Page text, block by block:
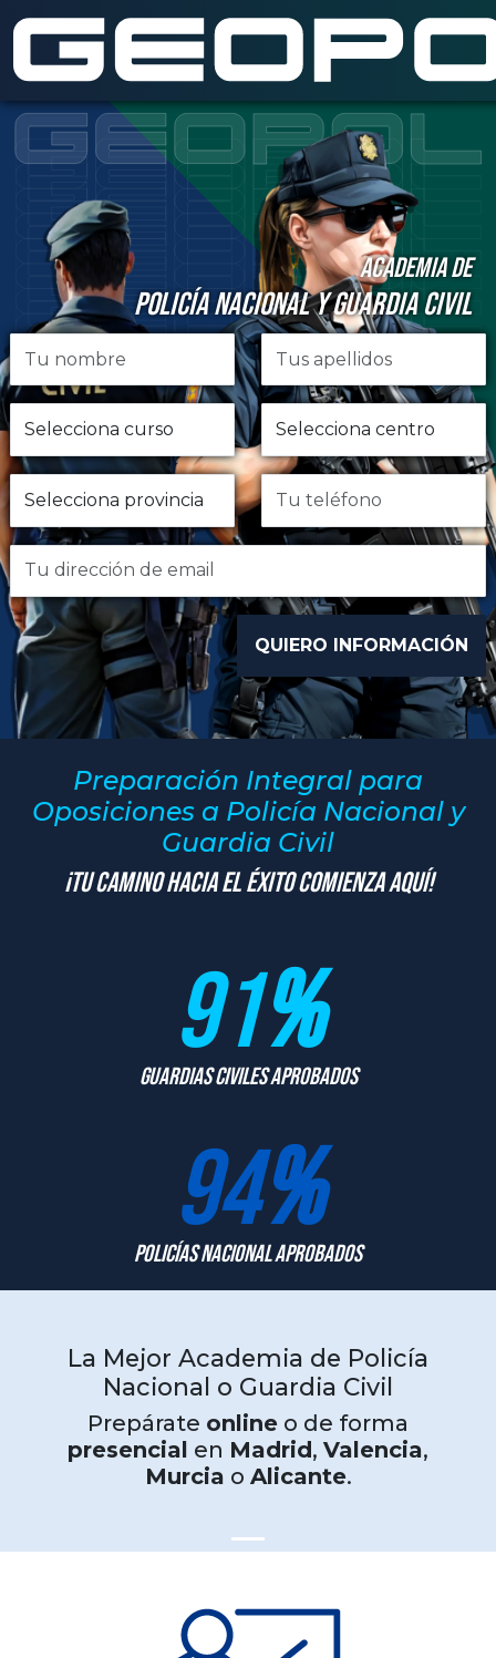
ACADEMIA DE
POLICÍA NACIONAL Y GUARDIA CIVIL
Preparación Integral para
Oposiciones a Policía Nacional y
Guardia Civil
¡Tu Camino hacia el Éxito Comienza Aquí!
91%
Guardias Civiles Aprobados
94%
Policías Nacional Aprobados
La Mejor Academia de Policía
Nacional o Guardia Civil
Prepárate online o de forma
presencial en Madrid, Valencia,
Murcia o Alicante.